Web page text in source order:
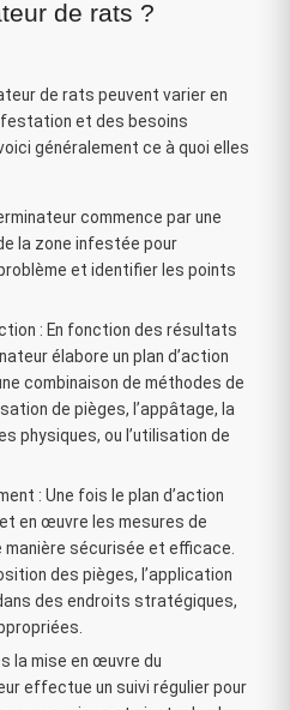
de rats ?
de rats peuvent varier en
et des besoins
généralement ce à quoi elles
commence par une
la zone infestée pour
et identifier les points
: En fonction des résultats
élabore un plan d’action
combinaison de méthodes de
de pièges, l’appâtage, la
physiques, ou l’utilisation de
: Une fois le plan d’action
en œuvre les mesures de
sécurisée et efficace.
des pièges, l’application
des endroits stratégiques,
la mise en œuvre du
effectue un suivi régulier pour